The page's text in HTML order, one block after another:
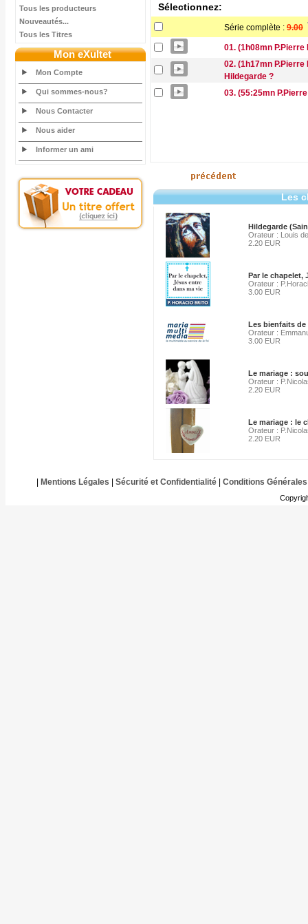
Tous les producteurs
Nouveautés...
Tous les Titres
Mon eXultet
Mon Compte
Qui sommes-nous?
Nous Contacter
Nous aider
Informer un ami
Sélectionnez:
Série complète : 9.00
01. (1h08mn
02. (1h17mn
Hildegarde ?
03. (55:25mn
Les
Hildegarde
Orateur : Louis
2.20 EUR
Par le chapelet,
Orateur :
3.00 EUR
Les bienfaits de
Orateur :
3.00 EUR
Le mariage :
Orateur :
2.20 EUR
Le mariage : le
Orateur :
2.20 EUR
Mentions Légales Sécurité et Confidentialité| Conditions Générales